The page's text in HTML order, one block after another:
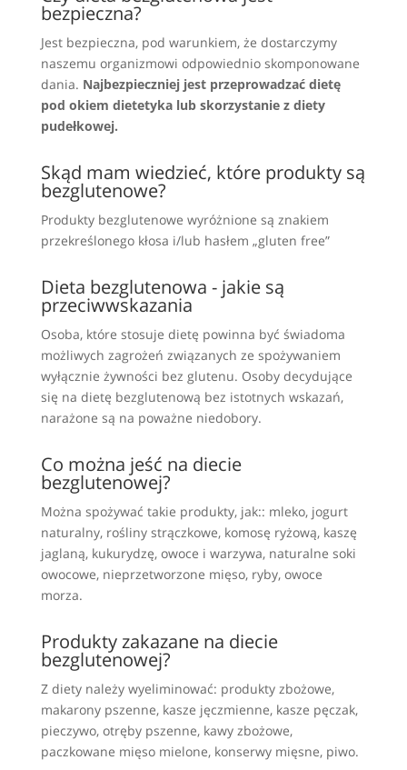
bezpieczna?
Jest bezpieczna, pod warunkiem, że dostarczymy
naszemu organizmowi odpowiednio skomponowane
dania. Najbezpieczniej jest przeprowadzać dietę
pod okiem dietetyka lub skorzystanie z diety
pudełkowej.
Skąd mam wiedzieć, które produkty są
bezglutenowe?
Produkty bezglutenowe wyróżnione są znakiem
przekreślonego kłosa i/lub hasłem „gluten free”
Dieta bezglutenowa - jakie są
przeciwwskazania
Osoba, które stosuje dietę powinna być świadoma
możliwych zagrożeń związanych ze spożywaniem
wyłącznie żywności bez glutenu. Osoby decydujące
się na dietę bezglutenową bez istotnych wskazań,
narażone są na poważne niedobory.
Co można jeść na diecie
bezglutenowej?
Można spożywać takie produkty, jak:: mleko, jogurt
naturalny, rośliny strączkowe, komosę ryżową, kaszę
jaglaną, kukurydzę, owoce i warzywa, naturalne soki
owocowe, nieprzetworzone mięso, ryby, owoce
morza.
Produkty zakazane na diecie
bezglutenowej?
Z diety należy wyeliminować: produkty zbożowe,
makarony pszenne, kasze jęczmienne, kasze pęczak,
pieczywo, otręby pszenne, kawy zbożowe,
paczkowane mięso mielone, konserwy mięsne, piwo.